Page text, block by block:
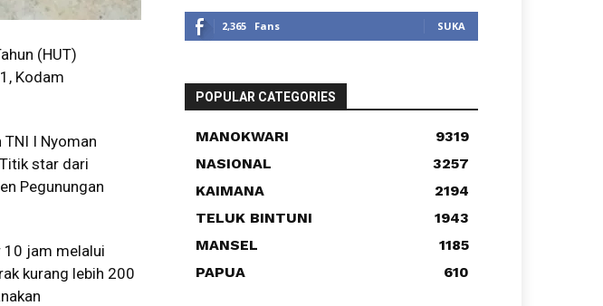
(HUT)
Kodam
I Nyoman
star dari
Pegunungan
10 jam melalui
kurang lebih 200
2,365 Fans SUKA
POPULAR CATEGORIES
MANOKWARI
9319
NASIONAL
3257
KAIMANA
2194
TELUK BINTUNI
1943
MANSEL
1185
PAPUA
610